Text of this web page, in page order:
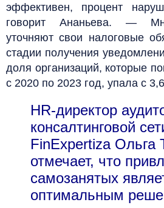
эффективен, процент
говорит Ананьева. —
уточняют свои налоговые
стадии получения
доля организаций, которые
с 2020 по 2023 год, упала с
HR-директор
консалтинговой
FinExpertiza Ольга
отмечает, что
самозанятых
оптимальным